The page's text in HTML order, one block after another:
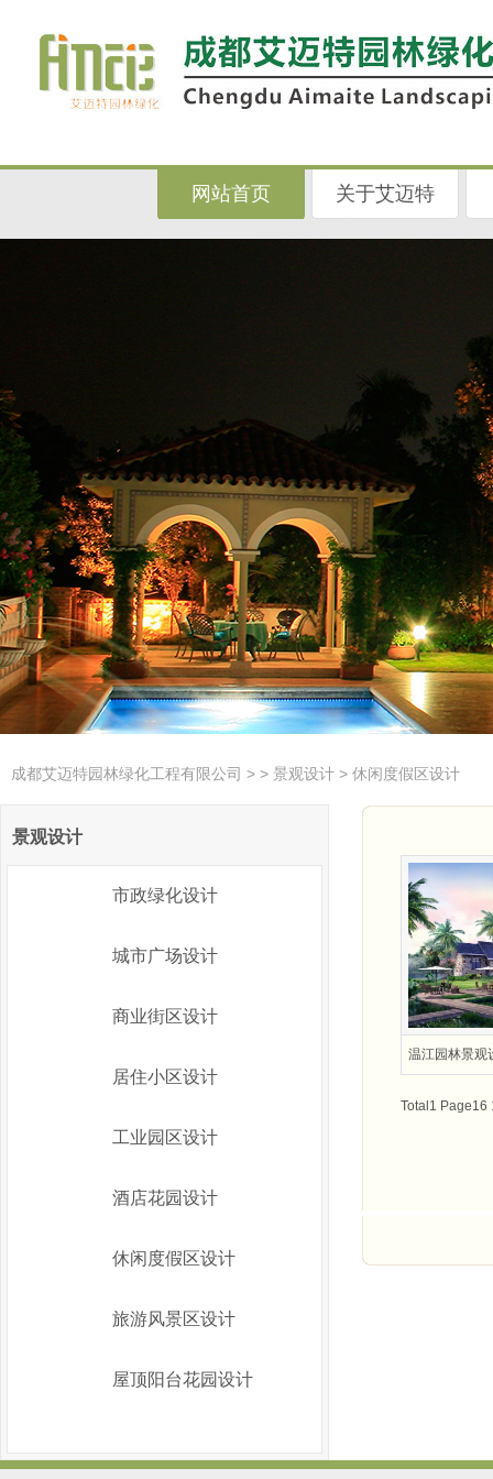
网站首页 关于艾迈特
景观设计
市政绿化设计
城市广场设计
商业街区设计
居住小区设计
工业园区设计
酒店花园设计
休闲度假区设计
旅游风景区设计
屋顶阳台花园设计
成都艾迈特园林绿化工程有限公司 > > 景观设计 > 休闲度假区设计
温江园林景观
Total1 Page16